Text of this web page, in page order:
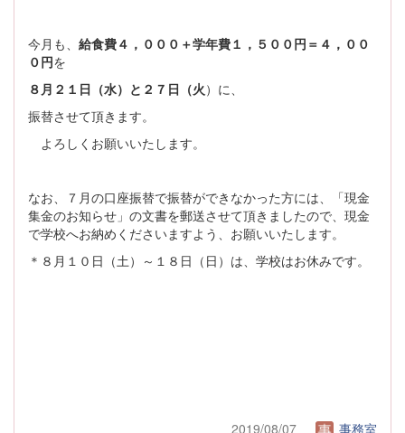
今月も、 給食費４，０００＋学年費１，５００円＝４，００
０円を
８月２１日（水）と２７日（火）に、
振替させて頂きます。
よろしくお願いいたします。
なお、７月の口座振替で振替ができなかった方には、「現金
集金のお知らせ」の文書を郵送させて頂きましたので、現金
で学校へお納めくださいますよう、お願いいたします。
＊８月１０日（土）～１８日（日）は、学校はお休みです。
2019/08/07 事務室